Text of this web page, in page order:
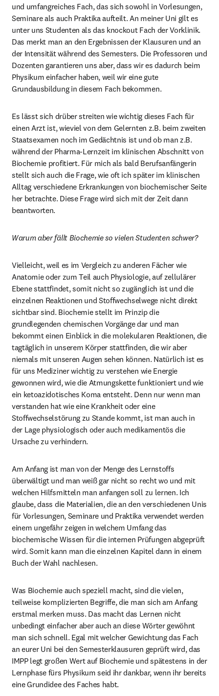
und umfangreiches Fach, das sich sowohl in Vorlesungen,
Seminare als auch Praktika aufteilt. An meiner Uni gilt es
unter uns Studenten als das knockout Fach der Vorklinik.
Das merkt man an den Ergebnissen der Klausuren und an
der Intensität während des Semesters. Die Professoren und
Dozenten garantieren uns aber, dass wir es dadurch beim
Physikum einfacher haben, weil wir eine gute
Grundausbildung in diesem Fach bekommen.
Es lässt sich drüber streiten wie wichtig dieses Fach für
einen Arzt ist, wieviel von dem Gelernten z.B. beim zweiten
Staatsexamen noch im Gedächtnis ist und ob man z.B.
während der Pharma-Lernzeit im klinischen Abschnitt von
Biochemie profitiert. Für mich als bald Berufsanfängerin
stellt sich auch die Frage, wie oft ich später im klinischen
Alltag verschiedene Erkrankungen von biochemischer Seite
her betrachte. Diese Frage wird sich mit der Zeit dann
beantworten.
Warum aber fällt Biochemie so vielen Studenten schwer?
Vielleicht, weil es im Vergleich zu anderen Fächer wie
Anatomie oder zum Teil auch Physiologie, auf zellulärer
Ebene stattfindet, somit nicht so zugänglich ist und die
einzelnen Reaktionen und Stoffwechselwege nicht direkt
sichtbar sind. Biochemie stellt im Prinzip die
grundlegenden chemischen Vorgänge dar und man
bekommt einen Einblick in die molekularen Reaktionen, die
tagtäglich in unserem Körper stattfinden, die wir aber
niemals mit unseren Augen sehen können. Natürlich ist es
für uns Mediziner wichtig zu verstehen wie Energie
gewonnen wird, wie die Atmungskette funktioniert und wie
ein ketoazidotisches Koma entsteht. Denn nur wenn man
verstanden hat wie eine Krankheit oder eine
Stoffwechselstörung zu Stande kommt, ist man auch in
der Lage physiologisch oder auch medikamentös die
Ursache zu verhindern.
Am Anfang ist man von der Menge des Lernstoffs
überwältigt und man weiß gar nicht so recht wo und mit
welchen Hilfsmitteln man anfangen soll zu lernen. Ich
glaube, dass die Materialien, die an den verschiedenen Unis
für Vorlesungen, Seminare und Praktika verwendet werden
einem ungefähr zeigen in welchem Umfang das
biochemische Wissen für die internen Prüfungen abgeprüft
wird. Somit kann man die einzelnen Kapitel dann in einem
Buch der Wahl nachlesen.
Was Biochemie auch speziell macht, sind die vielen,
teilweise komplizierten Begriffe, die man sich am Anfang
erstmal merken muss. Das macht das Lernen nicht
unbedingt einfacher aber auch an diese Wörter gewöhnt
man sich schnell. Egal mit welcher Gewichtung das Fach
an eurer Uni bei den Semesterklausuren geprüft wird, das
IMPP legt großen Wert auf Biochemie und spätestens in der
Lernphase fürs Physikum seid ihr dankbar, wenn ihr bereits
eine Grundidee des Faches habt.